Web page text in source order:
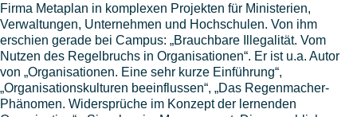
Firma Metaplan in komplexen Projekten für Ministerien,
Verwaltungen, Unternehmen und Hochschulen. Von ihm
erschien gerade bei Campus: „Brauchbare Illegalität. Vom
Nutzen des Regelbruchs in Organisationen“. Er ist u.a. Autor
von „Organisationen. Eine sehr kurze Einführung“,
„Organisationskulturen beeinflussen“, „Das Regenmacher-
Phänomen. Widersprüche im Konzept der lernenden